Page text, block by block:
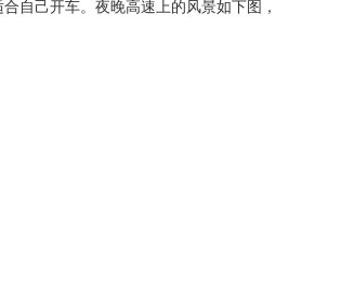
自己开车。夜晚高速上的风景如下图，